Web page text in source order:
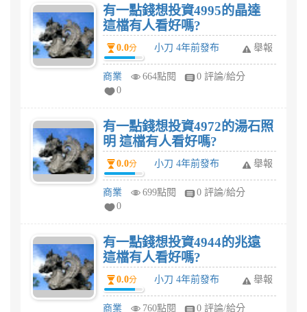
有一點錢想投資4995的晶達
這檔有人看好嗎?
0.0分 小刀 4年前發布 舉報
商業 664點閱
0 評論/給分
0
有一點錢想投資4972的湯石照
明 這檔有人看好嗎?
0.0分 小刀 4年前發布 舉報
商業 699點閱
0 評論/給分
0
有一點錢想投資4944的兆遠
這檔有人看好嗎?
0.0分 小刀 4年前發布 舉報
商業 760點閱
0 評論/給分